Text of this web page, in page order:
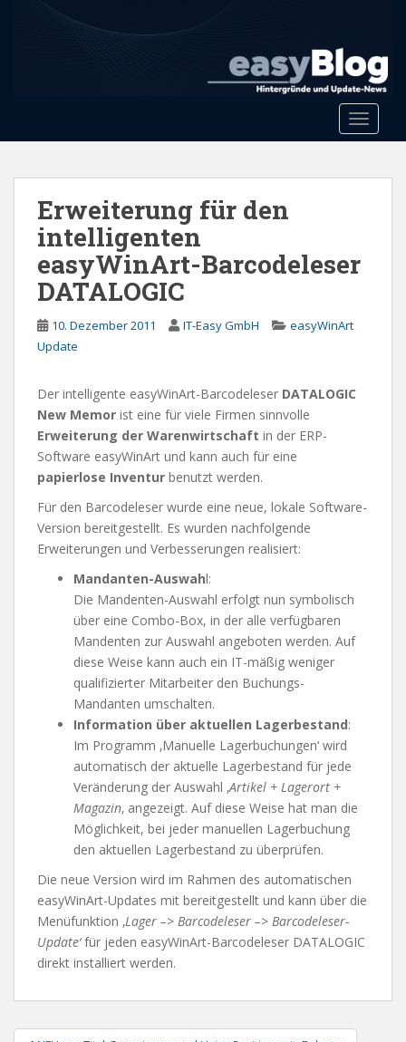
Toggle
Erweiterung für den
intelligenten
easyWinArt-Barcodeleser
DATALOGIC
10. Dezember 2011 IT-Easy GmbH
easyWinArt
Update
Der intelligente easyWinArt-Barcodeleser DATALOGIC
New Memor ist eine für viele Firmen sinnvolle
Erweiterung der Warenwirtschaft in der ERP-
Software easyWinArt und kann auch für eine
papierlose Inventur benutzt werden.
Für den Barcodeleser wurde eine neue, lokale Software-
Version bereitgestellt. Es wurden nachfolgende
Erweiterungen und Verbesserungen realisiert:
Mandanten-Auswahl:
Die Mandenten-Auswahl erfolgt nun symbolisch
über eine Combo-Box, in der alle verfügbaren
Mandenten zur Auswahl angeboten werden. Auf
diese Weise kann auch ein IT-mäßig weniger
qualifizierter Mitarbeiter den Buchungs-
Mandanten umschalten.
Information über aktuellen Lagerbestand:
Im Programm ‚Manuelle Lagerbuchungen‘ wird
automatisch der aktuelle Lagerbestand für jede
Veränderung der Auswahl ‚Artikel + Lagerort +
Magazin‚ angezeigt. Auf diese Weise hat man die
Möglichkeit, bei jeder manuellen Lagerbuchung
den aktuellen Lagerbestand zu überprüfen.
Die neue Version wird im Rahmen des automatischen
easyWinArt-Updates mit bereitgestellt und kann über die
Menüfunktion ‚Lager –> Barcodeleser –> Barcodeleser-
Update‘für jeden easyWinArt-Barcodeleser DATALOGIC
direkt installiert werden.